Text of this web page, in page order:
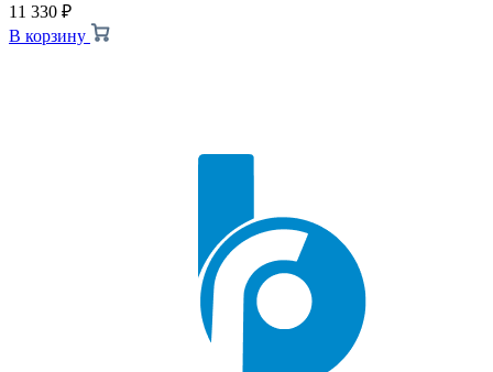
11 330 ₽
В корзину